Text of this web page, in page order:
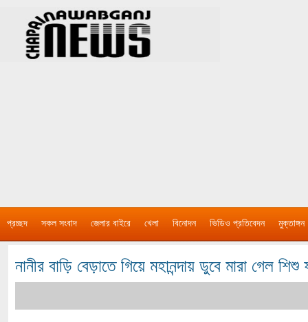
প্রচ্ছদ সকল সংবাদ জেলার বাইরে খেলা বিনোদন ভিডিও প্রতিবেদন মুক্তাঙ্গন
নানীর বাড়ি বেড়াতে গিয়ে মহানন্দায় ডুবে মারা গেল